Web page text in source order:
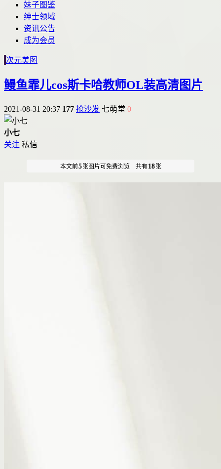
妹子图鉴
绅士领域
资讯公告
成为会员
次元美图
鳗鱼霏儿cos斯卡哈教师OL装高清图片
2021-08-31 20:37 177 抢沙发 七萌堂 0
小七
关注 私信
本文前5张图片可免费浏览 共有18张